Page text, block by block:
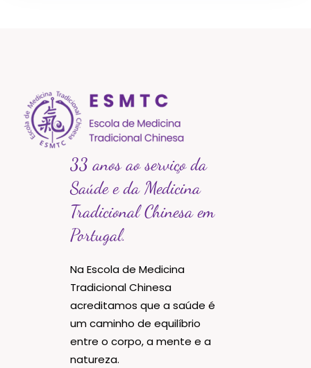
33 anos ao serviço da
Saúde e da Medicina
Tradicional Chinesa em
Portugal.
Na Escola de Medicina
Tradicional Chinesa
acreditamos que a saúde é
um caminho de equilíbrio
entre o corpo, a mente e a
natureza.